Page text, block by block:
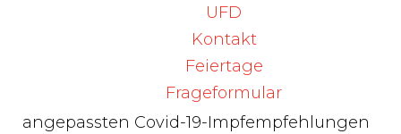
UFD
Kontakt
Feiertage
Frageformular
auf sehr tiefem Niveau. Es ist mit einem
weiter zunehmenden
Infektionsgeschehen zu rechnen.
Am Montag, 10. Oktober 2022, treten die
angepassten Covid-19-Impfempfehlungen